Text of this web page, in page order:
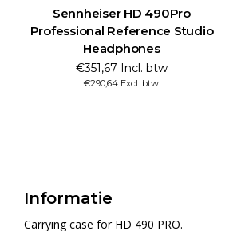
Sennheiser HD 490Pro
Professional Reference Studio
Headphones
€351,67 Incl. btw
€290,64 Excl. btw
Informatie
Carrying case for HD 490 PRO.